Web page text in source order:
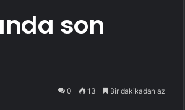
son
0 13 Bir dakikadan az